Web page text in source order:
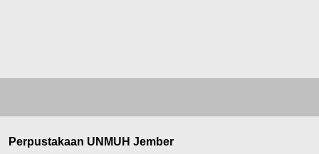
Perpustakaan UNMUH Jember